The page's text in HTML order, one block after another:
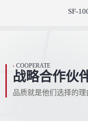
SF-
• COOPERATE
战略合作伙
品质就是他们选择的理